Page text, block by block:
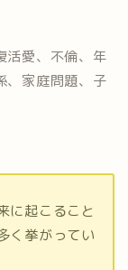
活愛、不倫、年
、家庭問題、子
に起こること
く挙がってい